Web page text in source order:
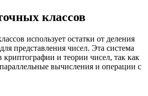
классов
использует остатки от деления
представления чисел. Эта система
и теории чисел, так как
вычисления и операции с